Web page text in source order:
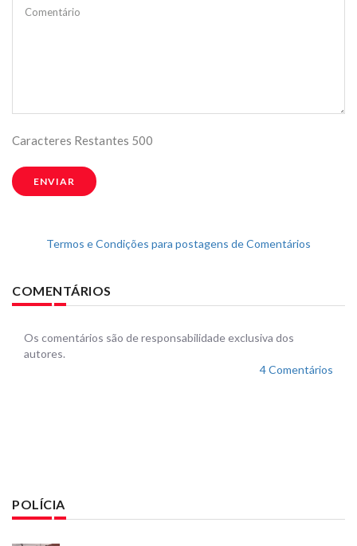
Comentário
Caracteres Restantes 500
ENVIAR
Termos e Condições para postagens de Comentários
COMENTÁRIOS
Os comentários são de responsabilidade exclusiva dos
autores.
4 Comentários
POLÍCIA